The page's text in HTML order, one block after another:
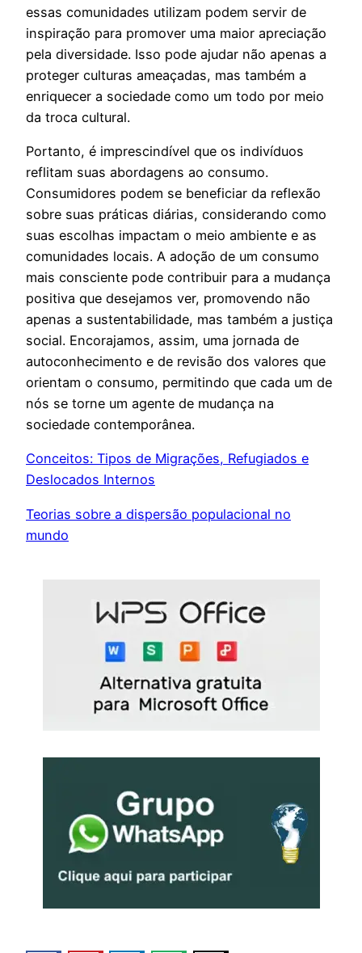
essas comunidades utilizam podem servir de
inspiração para promover uma maior apreciação
pela diversidade. Isso pode ajudar não apenas a
proteger culturas ameaçadas, mas também a
enriquecer a sociedade como um todo por meio
da troca cultural.
Portanto, é imprescindível que os indivíduos
reflitam suas abordagens ao consumo.
Consumidores podem se beneficiar da reflexão
sobre suas práticas diárias, considerando como
suas escolhas impactam o meio ambiente e as
comunidades locais. A adoção de um consumo
mais consciente pode contribuir para a mudança
positiva que desejamos ver, promovendo não
apenas a sustentabilidade, mas também a justiça
social. Encorajamos, assim, uma jornada de
autoconhecimento e de revisão dos valores que
orientam o consumo, permitindo que cada um de
nós se torne um agente de mudança na
sociedade contemporânea.
Conceitos: Tipos de Migrações, Refugiados e
Deslocados Internos
Teorias sobre a dispersão populacional no
mundo